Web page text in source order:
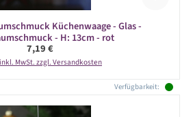
Küchenwaage - Glas -
- H: 13cm - rot
Regulärer Preis:
7,19 €
MwSt. zzgl. Versandkosten
Verfügbarkeit: